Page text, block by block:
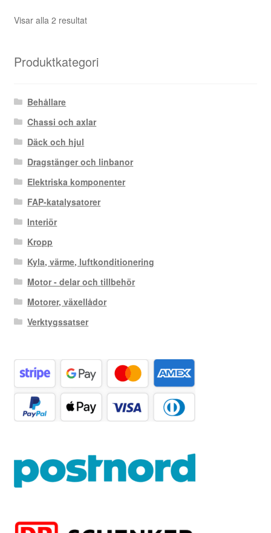
Visar alla 2 resultatSortera
Produktkategori
Behållare
Chassi och axlar
Däck och hjul
Dragstänger och linbanor
Elektriska komponenter
FAP-katalysatorer
Interiör
Kropp
Kyla, värme, luftkonditionering
Motor - delar och tillbehör
Motorer, växellådor
Verktygssatser